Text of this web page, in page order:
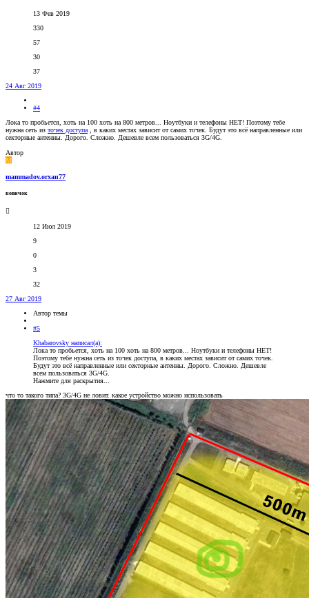
13 Фев 2019
330
57
30
37
24 Авг 2019
#4
Лока то пробьется, хоть на 100 хоть на 800 метров... Ноутбуки и телефоны НЕТ! Поэтому тебе
нужна сеть из точек доступа
, в каких местах зависит от самих точек. Будут это всё направленные или
секторные антенны. Дорого. Сложно. Дешевле всем пользоваться 3G/4G.
Автор
M
mammadov.orxan77
новичок
12 Июл 2019
9
0
3
32
27 Авг 2019
Автор темы
#5
Khabarovsky написал(а):
Лока то пробьется, хоть на 100 хоть на 800 метров... Ноутбуки и телефоны НЕТ!
Поэтому тебе нужна сеть из точек доступа, в каких местах зависит от самих точек.
Будут это всё направленные или секторные антенны. Дорого. Сложно. Дешевле
всем пользоваться 3G/4G.
Нажмите для раскрытия...
что то такого типа? 3G/4G не ловит. какое устройство можно использовать